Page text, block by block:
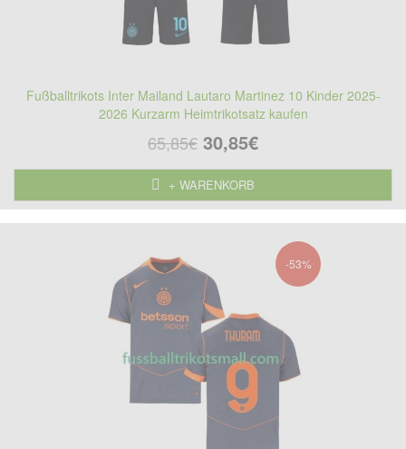
Fußballtrikots Inter Mailand Lautaro Martinez 10 Kinder 2025-
2026 Kurzarm Heimtrikotsatz kaufen
65,85€ 30,85€
+ WARENKORB
-53%